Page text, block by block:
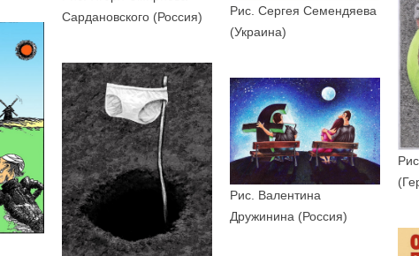
Сардановского (Россия)
Рис. Сергея Семендяева
(Украина)
Рис. Валентина
Дружинина (Россия)